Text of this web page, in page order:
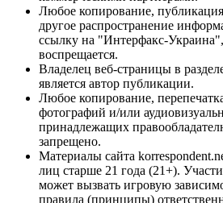
Любое копирование,
другое распространение
ссылку на "Интерфакс-
воспрещается.
Владелец веб-страницы в
является автор публикации.
Любое копирование,
фотографий и/или
принадлежащих
запрещено.
Материалы сайта
лиц старше 21 года (21+).
может вызвать игровую
правила (принципы)